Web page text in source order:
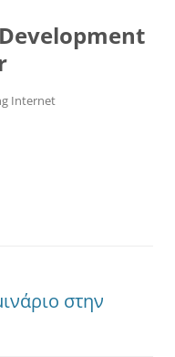
Internet
στην